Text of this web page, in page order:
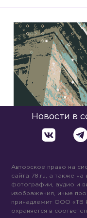
Новости в
Авторское право на
сайта 78.ru, а также на
фотографии, аудио и
изображения, иные
принадлежит ООО «ТВ
охраняется в